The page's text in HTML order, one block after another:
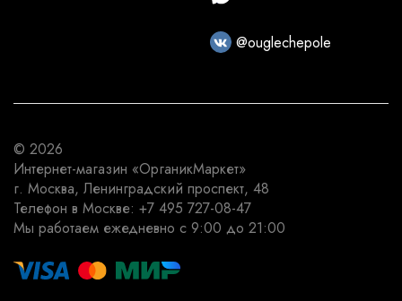
@ouglechepole
© 2026
Интернет-магазин «ОрганикМаркет»
г. Москва, Ленинградский проспект, 48
Телефон в Москве: +7 495 727-08-47
Мы работаем ежедневно с 9:00 до 21:00